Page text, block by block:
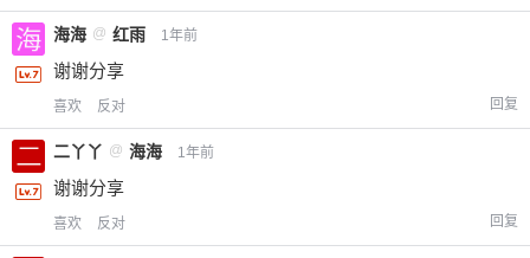
海海 @ 红雨 1年前
谢谢分享
喜欢 反对 回复
二丫丫 @ 海海 1年前
谢谢分享
喜欢 反对 回复